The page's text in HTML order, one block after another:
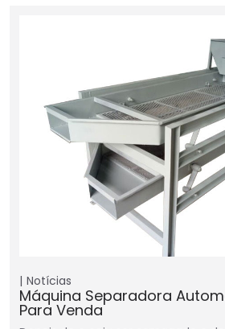
Notícias
Máquina Separadora
Para Venda